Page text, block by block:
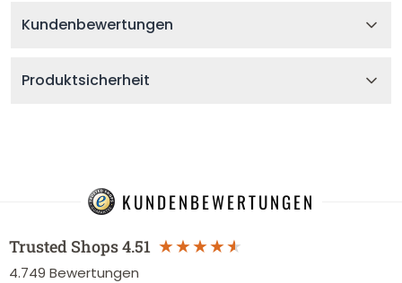
Kundenbewertungen
Produktsicherheit
KUNDENBEWERTUNGEN
Trusted Shops4.51
4.749 Bewertungen